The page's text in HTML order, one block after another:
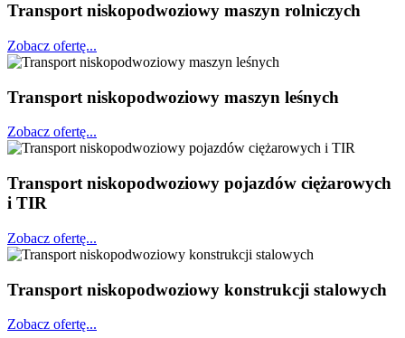
Transport niskopodwoziowy maszyn rolniczych
Zobacz ofertę...
Transport niskopodwoziowy maszyn leśnych
Zobacz ofertę...
Transport niskopodwoziowy pojazdów ciężarowych
i TIR
Zobacz ofertę...
Transport niskopodwoziowy konstrukcji stalowych
Zobacz ofertę...